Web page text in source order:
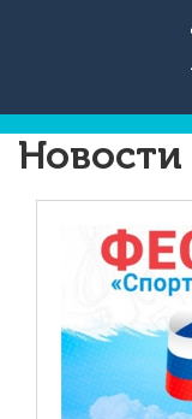
Акция
на
Новости